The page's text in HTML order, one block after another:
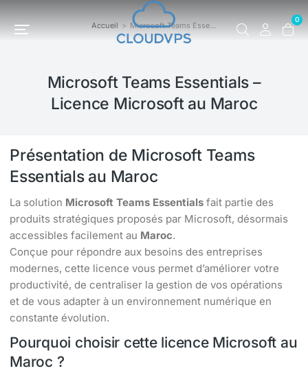
0
Vous êtes ici : Accueil Microsoft Teams Esse…
Microsoft Teams Essentials –
Licence Microsoft au Maroc
Présentation de Microsoft Teams
Essentials au Maroc
La solution Microsoft Teams Essentials fait partie des
produits stratégiques proposés par Microsoft, désormais
accessibles facilement au Maroc.
Conçue pour répondre aux besoins des entreprises
modernes, cette licence vous permet d’améliorer votre
productivité, de centraliser la gestion de vos opérations
et de vous adapter à un environnement numérique en
constante évolution.
Pourquoi choisir cette licence Microsoft au
Maroc ?